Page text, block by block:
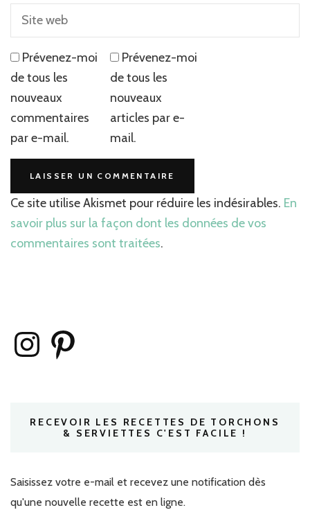
Prévenez-moi
de tous les
nouveaux
commentaires
par e-mail.
Prévenez-moi
de tous les
nouveaux
articles par e-
mail.
Ce site utilise Akismet pour réduire les indésirables. En
savoir plus sur la façon dont les données de vos
commentaires sont traitées.
InstagramPinterest
RECEVOIR LES RECETTES DE TORCHONS
& SERVIETTES C'EST FACILE !
Saisissez votre e-mail et recevez une notification dès
qu'une nouvelle recette est en ligne.